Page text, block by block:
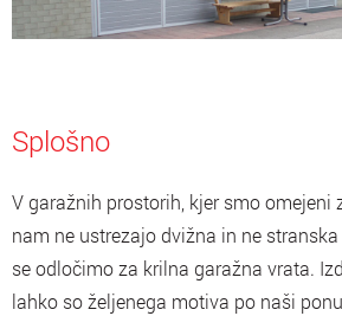
Splošno
V garažnih prostorih, kjer smo omejeni
nam ne ustrezajo dvižna in ne
se odločimo za krilna garažna vrata.
lahko so željenega motiva po naši